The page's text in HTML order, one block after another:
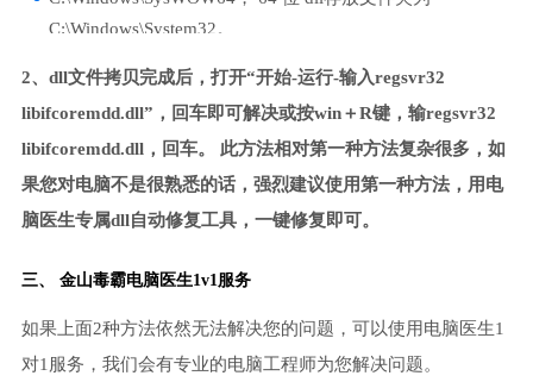
C:\Windows\System32。
2、dll文件拷贝完成后，打开“开始-运行-输入regsvr32
libifcoremdd.dll”，回车即可解决或按win＋R键，输regsvr32
libifcoremdd.dll，回车。 此方法相对第一种方法复杂很多，如
果您对电脑不是很熟悉的话，强烈建议使用第一种方法，用电
脑医生专属dll自动修复工具，一键修复即可。
三、 金山毒霸电脑医生1v1服务
如果上面2种方法依然无法解决您的问题，可以使用电脑医生1
对1服务，我们会有专业的电脑工程师为您解决问题。